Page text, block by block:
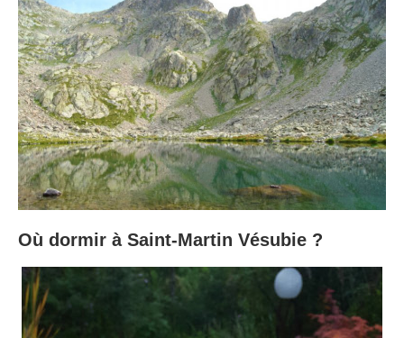
Où dormir à Saint-Martin Vésubie ?